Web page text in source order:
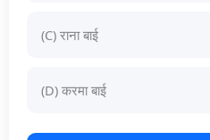
(C) राना बाई
(D) करमा बाई